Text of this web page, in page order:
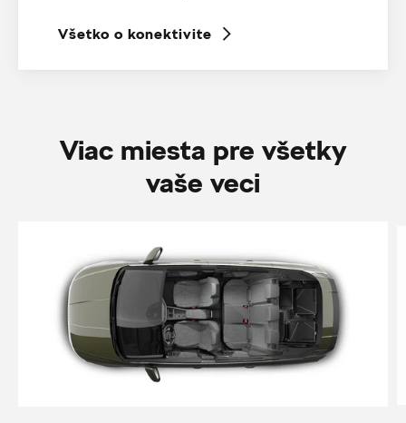
Všetko o konektivite
Viac miesta pre všetky
vaše veci